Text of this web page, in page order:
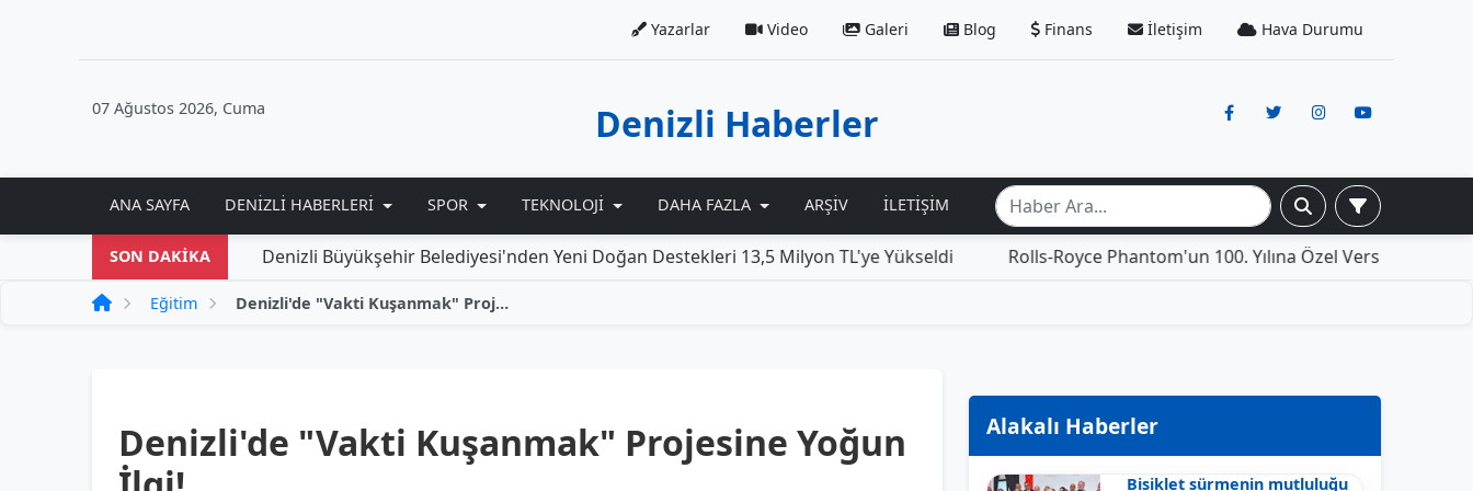
Yazarlar Video Galeri Blog Finans İletişim Hava Durumu
07 Ağustos 2026, Cuma Denizli Haberler
ANA SAYFA DENIZLI HABERLERI SPOR TEKNOLOJI DAHA FAZLA ARŞIV İLETIŞIM
SON DAKİKADenizli Büyükşehir Belediyesi'nden Yeni Doğan Destekleri 13,5 Milyon TL'ye Yükseldi Rolls-Royce Phantom'un 100. Yılına Özel Versiyonu: İçinde
Eğitim Denizli'de "Vakti Kuşanmak" Projesine Yoğun İlgi!
Denizli'de "Vakti Kuşanmak" Projesine Yoğun
Alakalı Haberler
Bisiklet sürmenin mutluluğu